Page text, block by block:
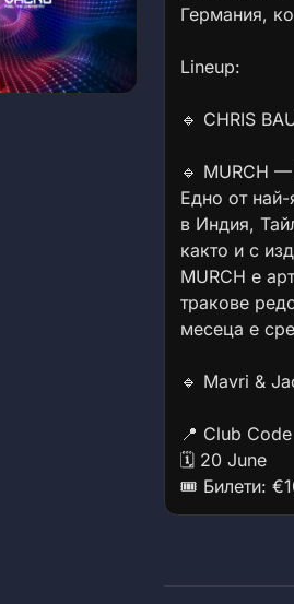
Германия,
Lineup:
🔹 CHRIS
🔹 MURCH
Едно от
в Индия,
както и с
MURCH е
тракове
месеца е
🔹 Mavri &
📍 Club Code
🗓 20 June
🎟 Билети: